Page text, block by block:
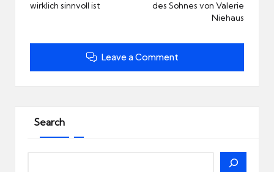
wirklich sinnvoll ist
des Sohnes von Valerie
Niehaus
Leave a Comment
Search